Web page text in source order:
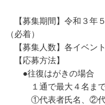
【募集期間】令和３年
（必着）
【募集人数】各イベン
【応募方法】
●往復はがきの場合
１通で最大４名まで
①代表者氏名、②代表